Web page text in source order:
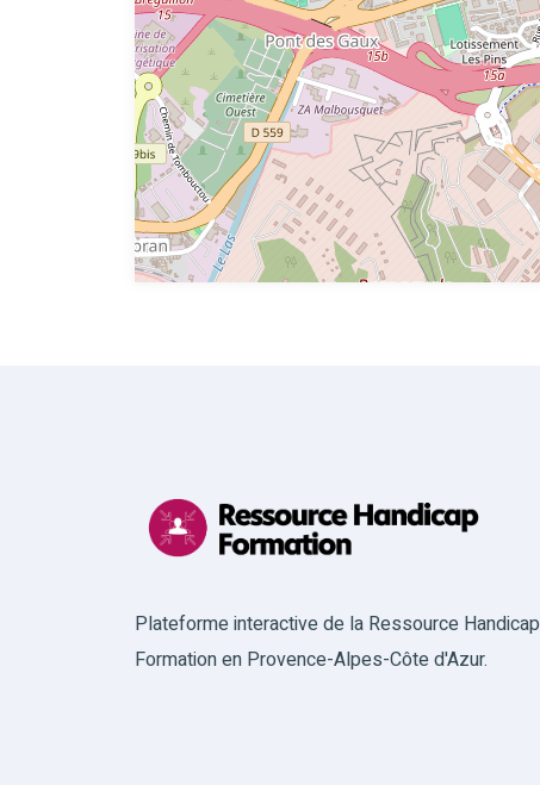
Plateforme interactive de la Ressource Handicap
Formation en Provence-Alpes-Côte d'Azur.